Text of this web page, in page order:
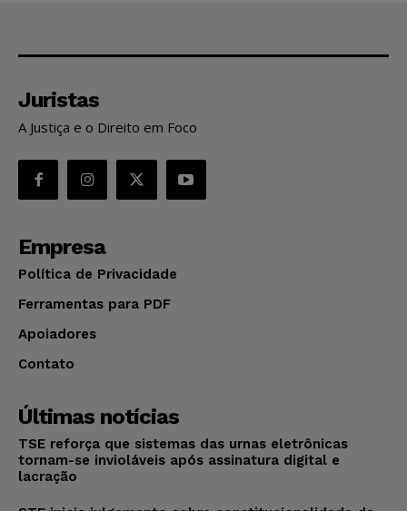
Juristas
A Justiça e o Direito em Foco
Empresa
Política de Privacidade
Ferramentas para PDF
Apoiadores
Contato
Últimas notícias
TSE reforça que sistemas das urnas eletrônicas
tornam-se invioláveis após assinatura digital e
lacração